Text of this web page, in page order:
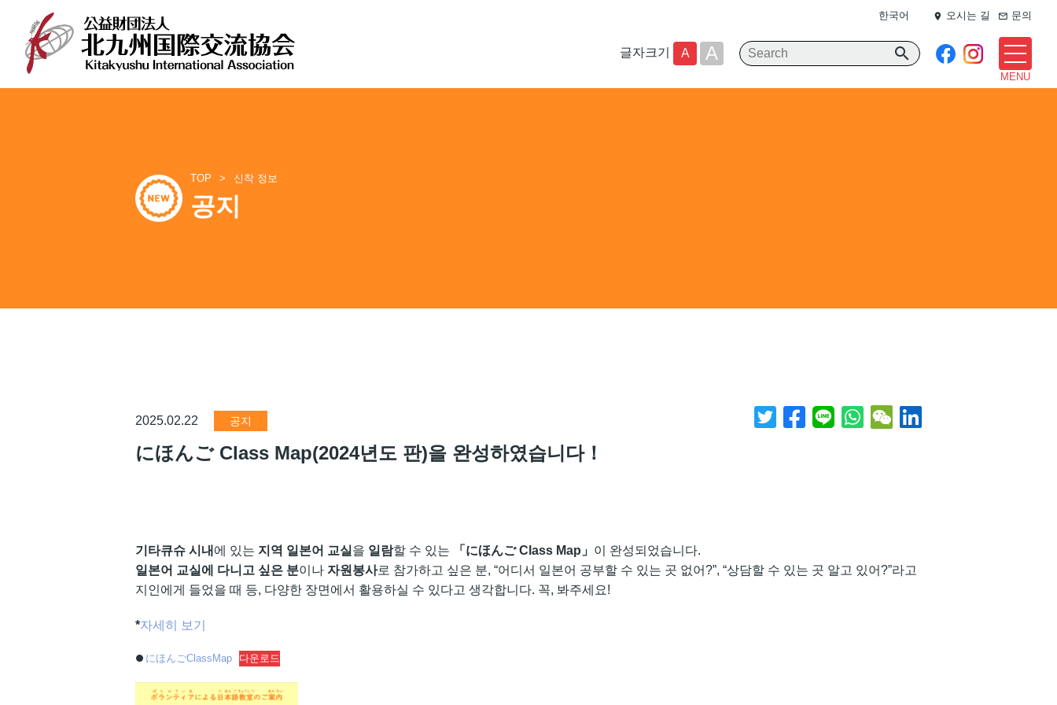
한국어 place 오시는 길 mail_outline 문의
글자크기 A A search
MENU
TOP 신착 정보
공지
2025.02.22 공지
にほんご Class Map(2024년도 판)을 완성하였습니다！
기타큐슈 시내 에 있는 지역 일본어 교실 을 일람할 수 있는 「にほんご Class Map」 이 완성되었습니다.
일본어 교실에 다니고 싶은 분이나 자원봉사로 참가하고 싶은 분, “어디서 일본어 공부할 수 있는 곳 없어?”, “상담할 수 있는 곳 알고 있어?”라고
지인에게 들었을 때 등, 다양한 장면에서 활용하실 수 있다고 생각합니다. 꼭, 봐주세요!
*자세히 보기
にほんごClassMap 다운로드